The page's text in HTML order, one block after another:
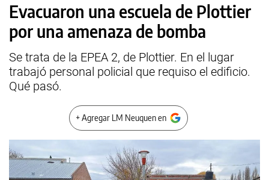
Evacuaron una escuela de Plottier
por una amenaza de bomba
Se trata de la EPEA 2, de Plottier. En el lugar
trabajó personal policial que requiso el edificio.
Qué pasó.
+ Agregar LM Neuquen en